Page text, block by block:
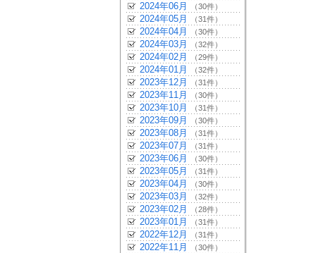
2024年06月 （30件）
2024年05月 （31件）
2024年04月 （30件）
2024年03月 （32件）
2024年02月 （29件）
2024年01月 （32件）
2023年12月 （31件）
2023年11月 （30件）
2023年10月 （31件）
2023年09月 （30件）
2023年08月 （31件）
2023年07月 （31件）
2023年06月 （30件）
2023年05月 （31件）
2023年04月 （30件）
2023年03月 （32件）
2023年02月 （28件）
2023年01月 （31件）
2022年12月 （31件）
2022年11月 （30件）